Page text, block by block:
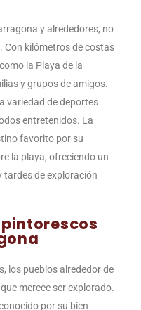
y alrededores, no
Con kilómetros de costas
la Playa de la
y grupos de amigos.
variedad de deportes
entretenidos. La
favorito por su
la playa, ofreciendo un
de exploración
los pueblos alrededor de
merece ser explorado.
por su bien